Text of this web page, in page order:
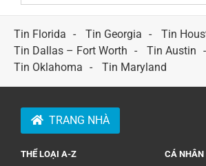
for:
Tin Florida
Tin Georgia
Tin
Tin Dallas – Fort Worth
Tin Austin
Tin Oklahoma
Tin Maryland
TRANG NHÀ
THỂ LOẠI A-Z CÁ NHÂN